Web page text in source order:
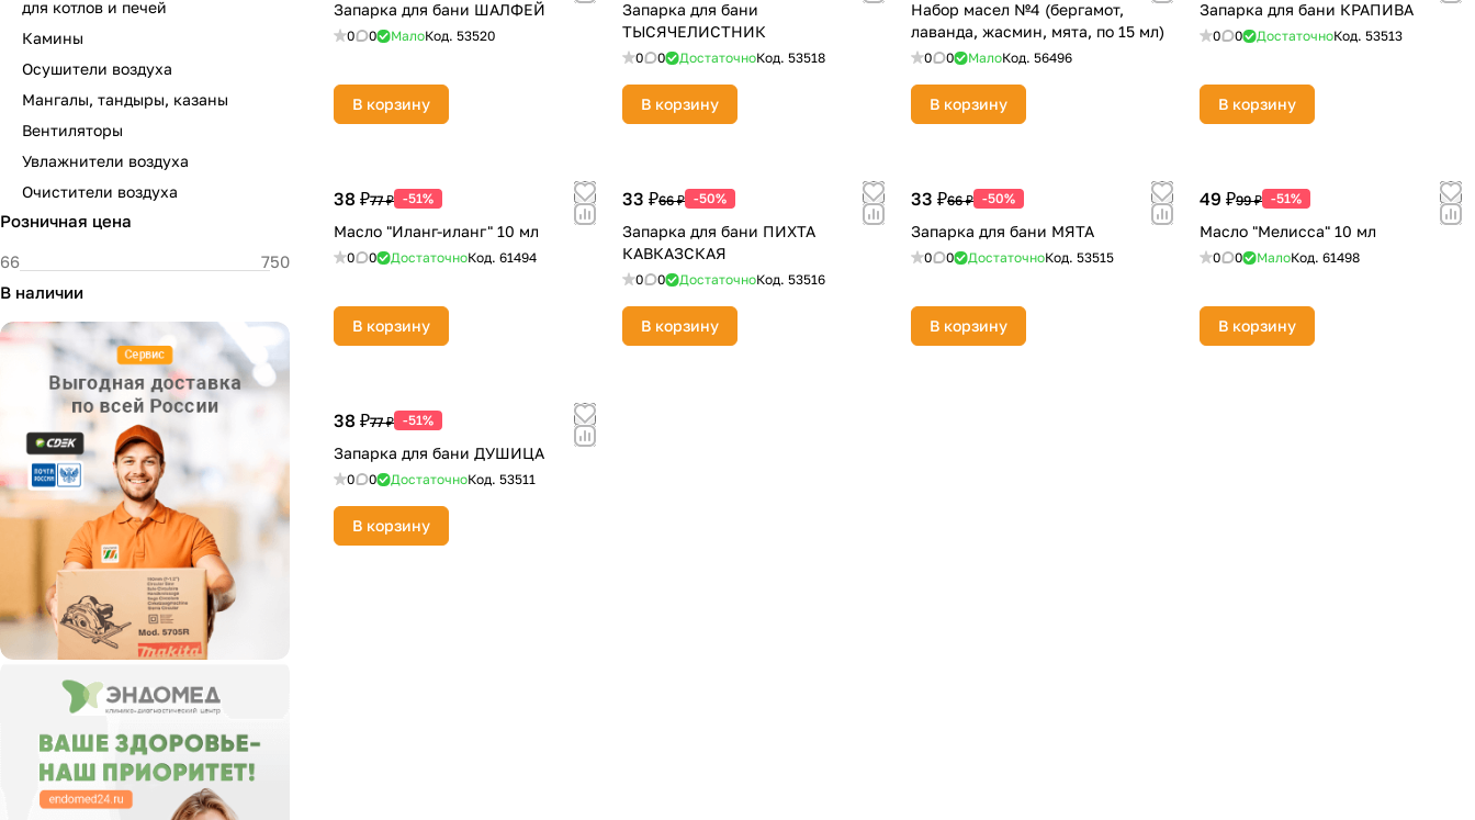
Запарка для бани ШАЛФЕЙ
0 0 МалоКод. 53520
В корзину
Запарка для бани
ТЫСЯЧЕЛИСТНИК
0 0 ДостаточноКод. 53518
В корзину
Набор масел №4 (бергамот,
лаванда, жасмин, мята, по 15 мл)
0 0 МалоКод. 56496
В корзину
Запарка для бани КРАПИВА
0 0 ДостаточноКод. 53513
В корзину
38 ₽77 ₽ -51%
Масло "Иланг-иланг" 10 мл
0 0 ДостаточноКод. 61494
В корзину
33 ₽66 ₽ -50%
Запарка для бани ПИХТА
КАВКАЗСКАЯ
0 0 ДостаточноКод. 53516
В корзину
33 ₽66 ₽ -50%
Запарка для бани МЯТА
0 0 ДостаточноКод. 53515
В корзину
49 ₽99 ₽ -51%
Масло "Мелисса" 10 мл
0 0 МалоКод. 61498
В корзину
38 ₽77 ₽ -51%
Запарка для бани ДУШИЦА
0 0 ДостаточноКод. 53511
В корзину
для котлов и печей
Камины
Осушители воздуха
Мангалы, тандыры, казаны
Вентиляторы
Увлажнители воздуха
Очистители воздуха
Розничная цена
В наличии
Оставшиеся75% будутсписываться
с вашей картыпо25%каждые 2 недели
Остались вопросы?